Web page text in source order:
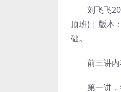
刘飞飞
顶班) | 版本
础。
前三讲内
第一讲，